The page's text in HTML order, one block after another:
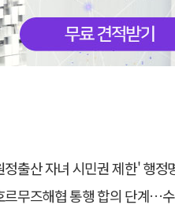
출산 자녀 시민권 제한' 행정
르무즈해협 통행 합의 단계…